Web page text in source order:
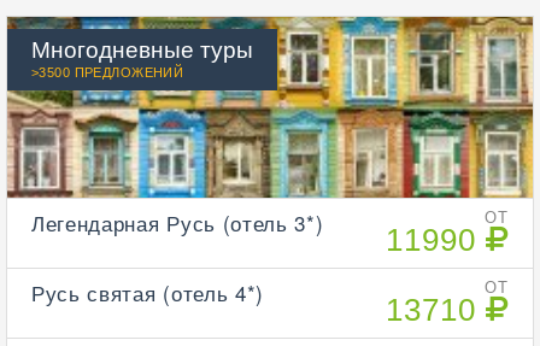
Многодневные туры
>3500 ПРЕДЛОЖЕНИЙ
ОТ
11990
Легендарная Русь (отель 3*)
ОТ
13710
Русь святая (отель 4*)